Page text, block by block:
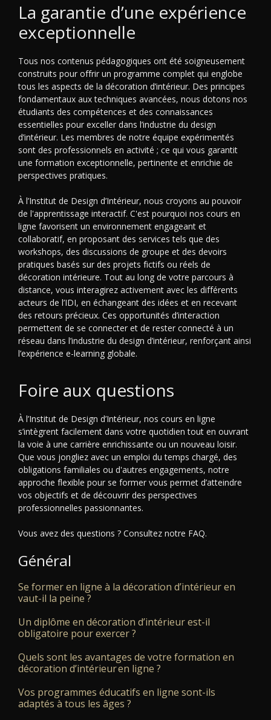
La garantie d’une expérience
exceptionnelle
Tous nos contenus pédagogiques ont été soigneusement
construits pour offrir un programme complet qui englobe
tous les aspects de la décoration d’intérieur. Des principes
fondamentaux aux techniques avancées, nous dotons nos
étudiants des compétences et des connaissances
essentielles pour exceller dans l’industrie du design
d’intérieur. Les membres de notre équipe expérimentés
sont des professionnels en activité ; ce qui vous garantit
une formation exceptionnelle, pertinente et enrichie de
perspectives pratiques.
À l’Institut de Design d’Intérieur, nous croyons au pouvoir
de l'apprentissage interactif. C'est pourquoi nos cours en
ligne favorisent un environnement engageant et
collaboratif, en proposant des services tels que des
workshops, des discussions de groupe et des devoirs
pratiques basés sur des projets fictifs ou réels de
décoration intérieure. Tout au long de votre parcours à
distance, vous interagirez activement avec les différents
acteurs de l’IDI, en échangeant des idées et en recevant
des retours précieux. Ces opportunités d’interaction
permettent de se connecter et de rester connecté à un
réseau dans l’industrie du design d’intérieur, renforçant ainsi
l’expérience e-learning globale.
Foire aux questions
À l’Institut de Design d’Intérieur, nos cours en ligne
s’intègrent facilement dans votre quotidien tout en ouvrant
la voie à une carrière enrichissante ou un nouveau loisir.
Que vous jongliez avec un emploi du temps chargé, des
obligations familiales ou d'autres engagements, notre
approche flexible pour se former vous permet d’atteindre
vos objectifs et de découvrir des perspectives
professionnelles passionnantes.
Vous avez des questions ? Consultez notre FAQ.
Général
Se former en ligne à la décoration d’intérieur en
vaut-il la peine ?
Un diplôme en décoration d’intérieur est-il
obligatoire pour exercer ?
Quels sont les avantages de votre formation en
décoration d’intérieur en ligne ?
Vos programmes éducatifs en ligne sont-ils
adaptés à tous les âges ?